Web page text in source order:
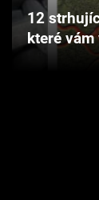
Pořady
TV Program
12
které